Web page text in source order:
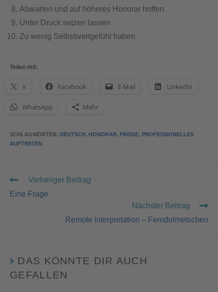
Abwarten und auf höheres Honorar hoffen
Unter Druck setzen lassen
Zu wenig Selbstwertgefühl haben
Teilen mit:
X Facebook E-Mail LinkedIn
WhatsApp Mehr
SCHLAGWÖRTER: DEUTSCH, HONORAR, PREISE, PROFESSIONELLES
AUFTRETEN
Vorheriger Beitrag
Eine Frage
Nächster Beitrag
Remote Interpretation – Ferndolmetschen
DAS KÖNNTE DIR AUCH
GEFALLEN